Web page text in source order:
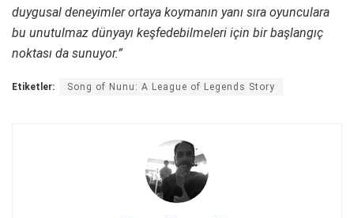
duygusal deneyimler ortaya koymanın yanı sıra oyunculara
bu unutulmaz dünyayı keşfedebilmeleri için bir başlangıç
noktası da sunuyor.”
Etiketler: Song of Nunu: A League of Legends Story